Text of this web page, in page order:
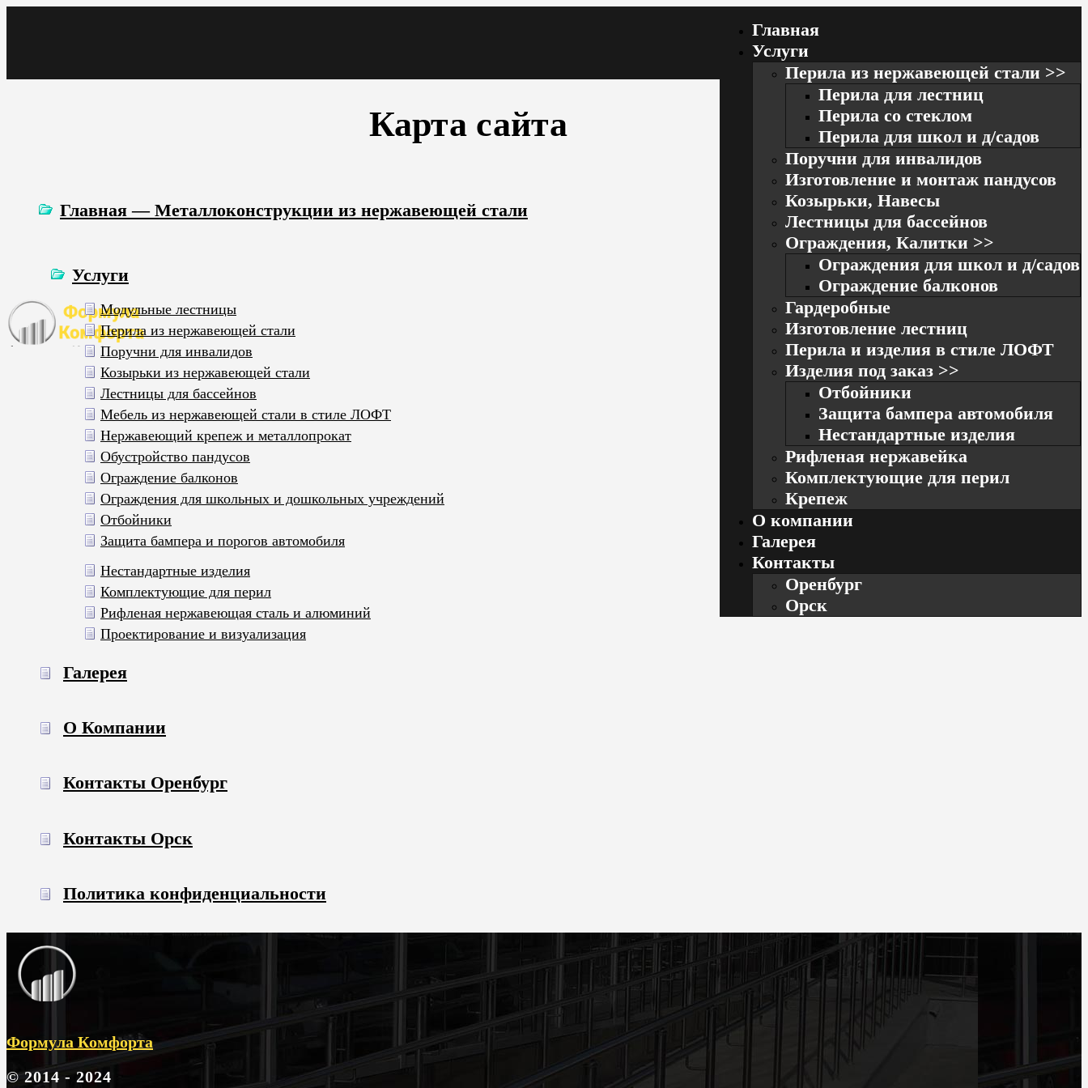
Главная
Услуги
Перила из нержавеющей стали >>
Перила для лестниц
Перила со стеклом
Перила для школ и д/садов
Поручни для инвалидов
Изготовление и монтаж пандусов
Козырьки, Навесы
Лестницы для бассейнов
Ограждения, Калитки >>
Ограждения для школ и д/cадов
Ограждение балконов
Гардеробные
Изготовление лестниц
Перила и изделия в стиле ЛОФТ
Изделия под заказ >>
Отбойники
Защита бампера автомобиля
Нестандартные изделия
Рифленая нержавейка
Комплектующие для перил
Крепеж
О компании
Галерея
Контакты
Оренбург
Орск
Карта сайта
Главная — Металлоконструкции из нержавеющей стали
Услуги
Модульные лестницы
Перила из нержавеющей стали
Поручни для инвалидов
Козырьки из нержавеющей стали
Лестницы для бассейнов
Мебель из нержавеющей стали в стиле ЛОФТ
Нержавеющий крепеж и металлопрокат
Обустройство пандусов
Ограждение балконов
Ограждения для школьных и дошкольных учреждений
Отбойники
Защита бампера и порогов автомобиля
Нестандартные изделия
Комплектующие для перил
Рифленая нержавеющая сталь и алюминий
Проектирование и визуализация
Галерея
О Компании
Контакты Оренбург
Контакты Орск
Политика конфиденциальности
Формула Комфорта
© 2014 - 2024